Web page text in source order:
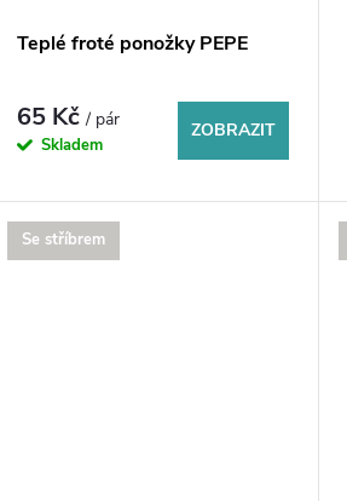
Teplé froté ponožky PEPE
65 Kč/ pár
Skladem
ZOBRAZIT
Se stříbrem